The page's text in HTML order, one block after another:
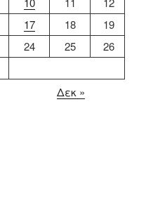
17 18
19
24 25
26
Δεκ »